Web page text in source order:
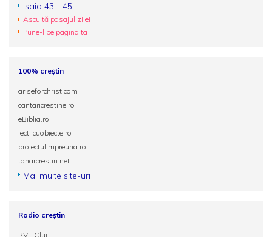
Isaia 43 - 45
Ascultă pasajul zilei
Pune-l pe pagina ta
100% creștin
ariseforchrist.com
cantaricrestine.ro
eBiblia.ro
lectiicuobiecte.ro
proiectulimpreuna.ro
tanarcrestin.net
Mai multe site-uri
Radio creștin
RVE Cluj